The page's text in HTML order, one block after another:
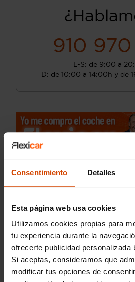
Consentimiento Detalles
Esta página web usa cookies
Utilizamos cookies propias para
tu experiencia durante la
ofrecerte publicidad personalizada
Si aceptas, consideramos que
modificar tus opciones de
910 970
L-S: de 9:00 a
D: de 10:00 a 14:00h y de